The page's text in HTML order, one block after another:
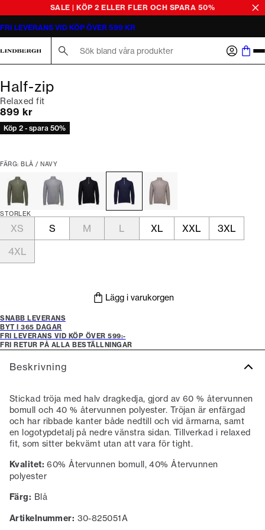
SALE | KÖP 2 ELLER FLER OCH SPARA 50%
FRI LEVERANS VID KÖP ÖVER 599 KR
Half-zip
Relaxed fit
Nuvarande pris
899 kr
Köp 2 - spara 50%
FÄRG: BLÅ / NAVY
STORLEK
XS S M L XL XXL
3XL
4XL
Lägg i varukorgen
SNABB LEVERANS
BYT I 365 DAGAR
FRI LEVERANS VID KÖP ÖVER 599:-
FRI RETUR PÅ ALLA BESTÄLLNINGAR
Beskrivning
Stickad tröja med halv dragkedja, gjord av 60 % återvunnen
bomull och 40 % återvunnen polyester. Tröjan är enfärgad
och har ribbade kanter både nedtill och vid ärmarna, samt
en logotypdetalj på nedre vänstra sidan. Tillverkad i relaxed
fit, som sitter bekvämt utan att vara för tight.
Kvalitet: 60% Återvunnen bomull, 40% Återvunnen
polyester
Färg: Blå
Artikelnummer: 30-825051A